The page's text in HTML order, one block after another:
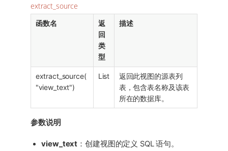
extract_source
函数名
返
回
类
型
描述
extract_source(
"view_text")
List
返回此视图的源表列
表，包含表名称及该表
所在的数据库。
参数说明
view_text ：创建视图的定义 SQL 语句。